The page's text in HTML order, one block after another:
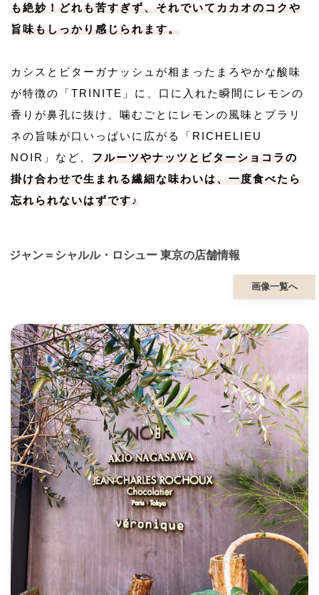
も絶妙！どれも苦すぎず、それでいてカカオのコクや
旨味もしっかり感じられます。
カシスとビターガナッシュが相まったまろやかな酸味
が特徴の「TRINITE」に、口に入れた瞬間にレモンの
香りが鼻孔に抜け、噛むごとにレモンの風味とプラリ
ネの旨味が口いっぱいに広がる「RICHELIEU
NOIR」など、 フルーツやナッツとビターショコラの
掛け合わせで生まれる繊細な味わいは、一度食べたら
忘れられないはずです♪
ジャン＝シャルル・ロシュー 東京の店舗情報
画像一覧へ